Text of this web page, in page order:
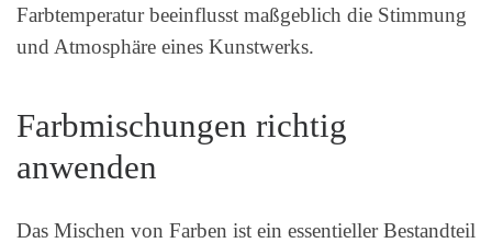
Farbtemperatur beeinflusst maßgeblich die Stimmung
und Atmosphäre eines Kunstwerks.
Farbmischungen richtig
anwenden
Das Mischen von Farben ist ein essentieller Bestandteil